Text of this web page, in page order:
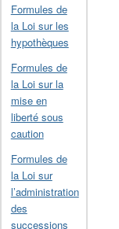
Formules de
la Loi sur les
hypothèques
Formules de
la Loi sur la
mise en
liberté sous
caution
Formules de
la Loi sur
l’administration
des
successions